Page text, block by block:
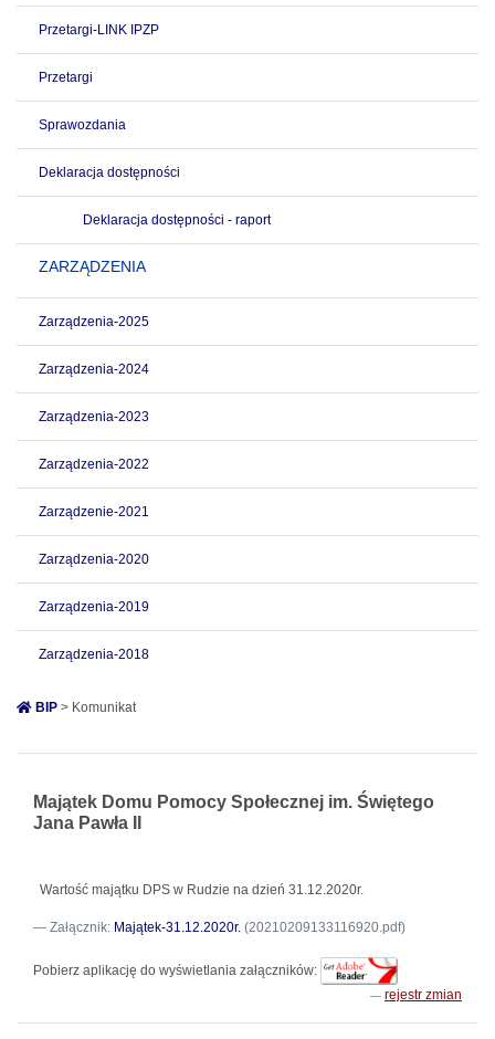
Przetargi-LINK IPZP
Przetargi
Sprawozdania
Deklaracja dostępności
Deklaracja dostępności - raport
ZARZĄDZENIA
Zarządzenia-2025
Zarządzenia-2024
Zarządzenia-2023
Zarządzenia-2022
Zarządzenie-2021
Zarządzenia-2020
Zarządzenia-2019
Zarządzenia-2018
BIP > Komunikat
Majątek Domu Pomocy Społecznej im. Świętego
Jana Pawła II
Wartość majątku DPS w Rudzie na dzień 31.12.2020r.
Załącznik: Majątek-31.12.2020r. (20210209133116920.pdf)
Pobierz aplikację do wyświetlania załączników:
rejestr zmian